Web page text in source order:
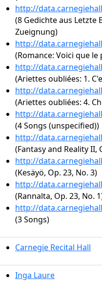
http://
(8 Gedichte aus Letzte
Zueignung)
http://
(Romance: Voici que
http://
(Ariettes oubliées: 1.
http://
(Ariettes oubliées: 4.
http://
(4 Songs (unspecified))
http://
(Fantasy and Reality II,
http://
(Kesäyö, Op. 23, No. 3)
http://
(Rannalta, Op. 23, No.
http://
(3 Songs)
Carnegie Recital Hall
Inga Laure